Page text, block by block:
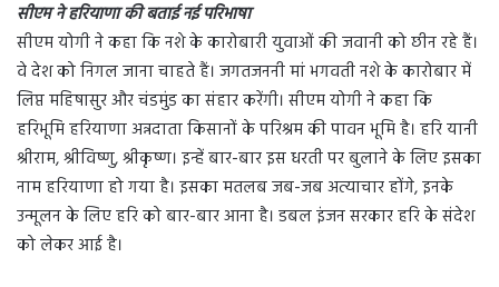
सीएम ने हरियाणा की बताई नई परिभाषा
सीएम योगी ने कहा कि नशे के कारोबारी युवाओं की जवानी को छीन रहे हैं।
वे देश को निगल जाना चाहते हैं। जगतजननी मां भगवती नशे के कारोबार में
लिप्त महिषासुर और चंडमुंड का संहार करेंगी। सीएम योगी ने कहा कि
हरिभूमि हरियाणा अन्नदाता किसानों के परिश्रम की पावन भूमि है। हरि यानी
श्रीराम, श्रीविष्णु, श्रीकृष्ण। इन्हें बार-बार इस धरती पर बुलाने के लिए इसका
नाम हरियाणा हो गया है। इसका मतलब जब-जब अत्याचार होंगे, इनके
उन्मूलन के लिए हरि को बार-बार आना है। डबल इंजन सरकार हरि के संदेश
को लेकर आई है।